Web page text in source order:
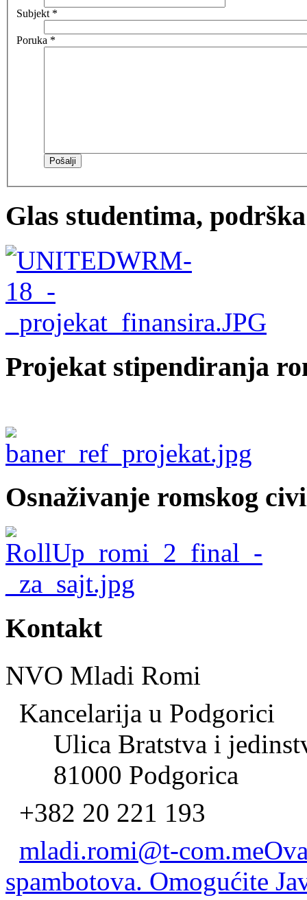
Subjekt *
Poruka *
Pošalji
Glas studentima,
Projekat stipendiranja
Osnaživanje romskog
Kontakt
NVO Mladi Romi
Kancelarija u Podgorici
Ulica Bratstva i
81000 Podgorica
+382 20 221 193
mladi.romi@t-com.me
spambotova. Omogućite